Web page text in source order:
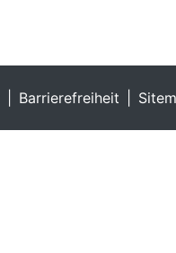
Barrierefreiheit